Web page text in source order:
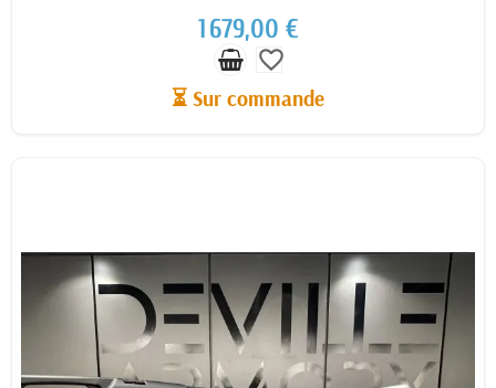
1 679,00 €
favorite_border
⏳ Sur commande